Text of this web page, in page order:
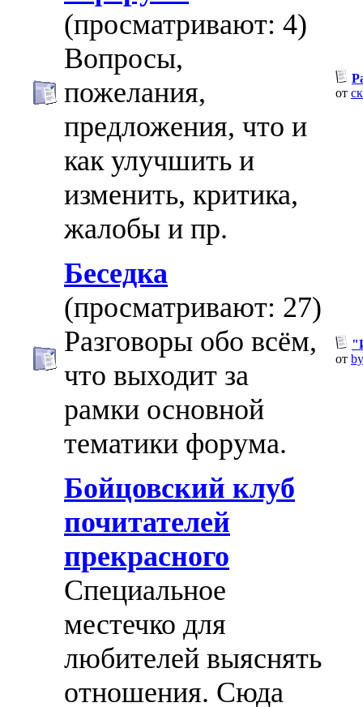
(просматривают: 4)
Вопросы,
пожелания,
предложения, что и
как улучшить и
изменить, критика,
жалобы и пр.
от
Беседка
(просматривают: 27)
Разговоры обо всём,
что выходит за
рамки основной
тематики форума.
от
Бойцовский клуб
почитателей
прекрасного
Специальное
местечко для
любителей выяснять
отношения. Сюда